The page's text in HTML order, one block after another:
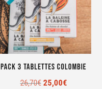
Pack 3 tablettes Colombie
26,70€ Le
25,00€Le